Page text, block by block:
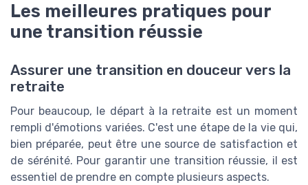
Les meilleures pratiques pour
une transition réussie
Assurer une transition en douceur vers la
retraite
Pour beaucoup, le départ à la retraite est un moment
rempli d'émotions variées. C'est une étape de la vie qui,
bien préparée, peut être une source de satisfaction et
de sérénité. Pour garantir une transition réussie, il est
essentiel de prendre en compte plusieurs aspects.